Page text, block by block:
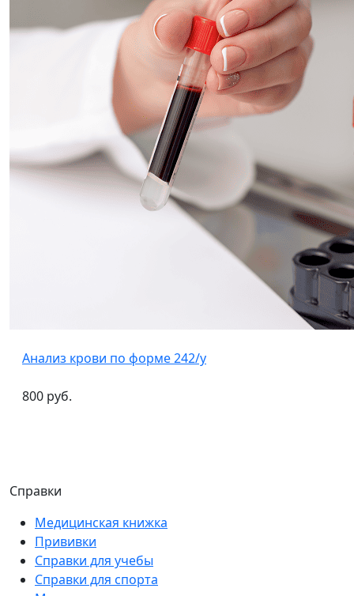
Анализ крови по форме 242/у
800 руб.
Справки
Медицинская книжка
Прививки
Справки для учебы
Справки для спорта